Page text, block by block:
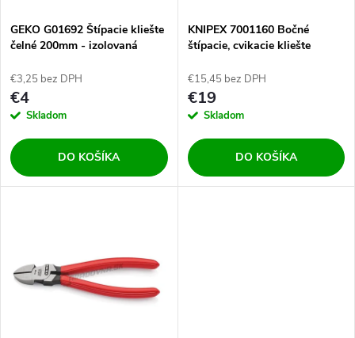
e
p
r
o
d
k
s
p
r
o
d
k
GEKO G01692 Štípacie kliešte
čelné 200mm - izolovaná
€3,25 bez DPH
€4
Skladom
DO KOŠÍKA
KNIPEX 7001160 Bočné
štípacie, cvikacie kliešte
€15,45 bez DPH
€19
Skladom
DO KOŠÍKA